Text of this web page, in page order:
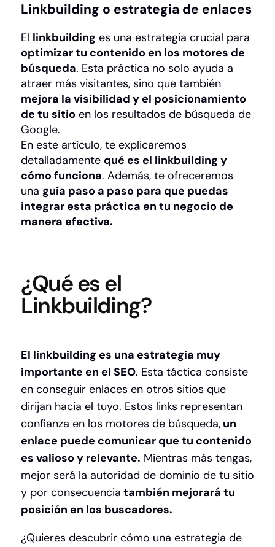
Linkbuilding o estrategia de enlaces
El linkbuilding es una estrategia crucial para
optimizar tu contenido en los motores de
búsqueda. Esta práctica no solo ayuda a
atraer más visitantes, sino que también
mejora la visibilidad y el posicionamiento
de tu sitio en los resultados de búsqueda de
Google.
En este artículo, te explicaremos
detalladamente qué es el linkbuilding y
cómo funciona. Además, te ofreceremos
una guía paso a paso para que puedas
integrar esta práctica en tu negocio de
manera efectiva.
¿Qué es el
Linkbuilding?
El linkbuilding es una estrategia muy
importante en el SEO. Esta táctica consiste
en conseguir enlaces en otros sitios que
dirijan hacia el tuyo. Estos links representan
confianza en los motores de búsqueda, un
enlace puede comunicar que tu contenido
es valioso y relevante. Mientras más tengas,
mejor será la autoridad de dominio de tu sitio
y por consecuencia también mejorará tu
posición en los buscadores.
¿Quieres descubrir cómo una estrategia de